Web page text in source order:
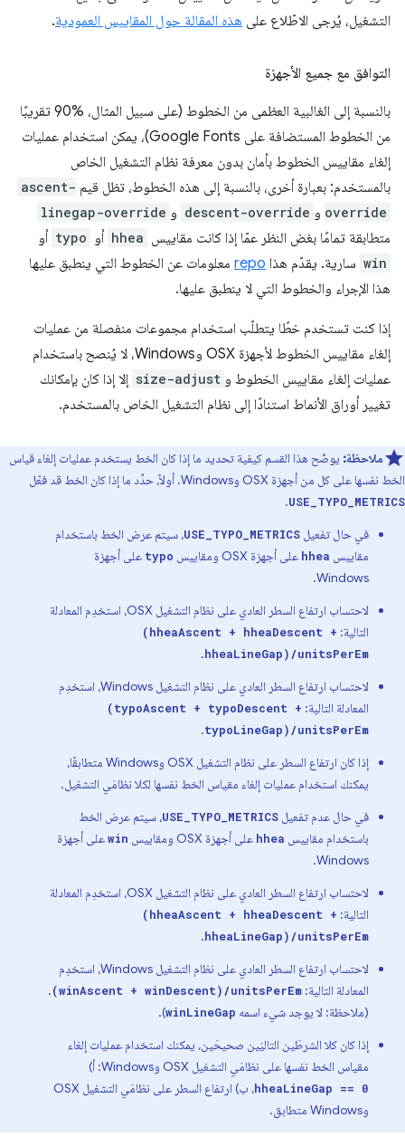
التشغيل، يُرجى الاطّلاع على هذه المقالة حول المقاييس العمودية.
التوافق مع جميع الأجهزة
بالنسبة إلى الغالبية العظمى من الخطوط (على سبيل المثال، ‏90% تقريبًا
من الخطوط المستضافة على Google Fonts)، يمكن استخدام عمليات
إلغاء مقاييس الخطوط بأمان بدون معرفة نظام التشغيل الخاص
بالمستخدم: بعبارة أخرى، بالنسبة إلى هذه الخطوط، تظل قيم ascent-
override و descent-override و linegap-override
متطابقة تمامًا بغض النظر عمّا إذا كانت مقاييس hhea أو typo أو
win سارية. يقدّم هذا repo معلومات عن الخطوط التي ينطبق عليها
هذا الإجراء والخطوط التي لا ينطبق عليها.
إذا كنت تستخدم خطًا يتطلّب استخدام مجموعات منفصلة من عمليات
إلغاء مقاييس الخطوط لأجهزة OSX وWindows، لا يُنصح باستخدام
عمليات إلغاء مقاييس الخطوط و size-adjust إلا إذا كان بإمكانك
تغيير أوراق الأنماط استنادًا إلى نظام التشغيل الخاص بالمستخدم.
ملاحظة: يوضّح هذا القسم كيفية تحديد ما إذا كان الخط يستخدم عمليات إلغاء قياس
الخط نفسها على كل من أجهزة OSX وWindows. أولاً، حدِّد ما إذا كان الخط قد فعّل
USE_TYPO_METRICS
.
في حال تفعيل USE_TYPO_METRICS، سيتم عرض الخط باستخدام
مقاييس hhea على أجهزة OSX ومقاييس typo على أجهزة
Windows.
لاحتساب ارتفاع السطر العادي على نظام التشغيل OSX، استخدِم المعادلة
التالية: (hheaAscent + hheaDescent +
hheaLineGap)/unitsPerEm
.
لاحتساب ارتفاع السطر العادي على نظام التشغيل Windows، استخدِم
المعادلة التالية: (typoAscent + typoDescent +
typoLineGap)/unitsPerEm
.
إذا كان ارتفاع السطر على نظام التشغيل OSX وWindows متطابقًا،
يمكنك استخدام عمليات إلغاء مقياس الخط نفسها لكلا نظامَي التشغيل.
في حال عدم تفعيل USE_TYPO_METRICS، سيتم عرض الخط
باستخدام مقاييس hhea على أجهزة OSX ومقاييس winعلى أجهزة
Windows.
لاحتساب ارتفاع السطر العادي على نظام التشغيل OSX، استخدِم المعادلة
التالية: (hheaAscent + hheaDescent +
hheaLineGap)/unitsPerEm
.
لاحتساب ارتفاع السطر العادي على نظام التشغيل Windows، استخدِم
المعادلة التالية: (winAscent + winDescent)/unitsPerEm
.
(ملاحظة: لا يوجد شيء اسمه winLineGap
).
إذا كان كلا الشرطَين التاليَين صحيحَين، يمكنك استخدام عمليات إلغاء
مقياس الخط نفسها على نظامَي التشغيل OSX وWindows: أ)
hheaLineGap == 0
، ب) ارتفاع السطر على نظامَي التشغيل OSX
وWindows متطابق.